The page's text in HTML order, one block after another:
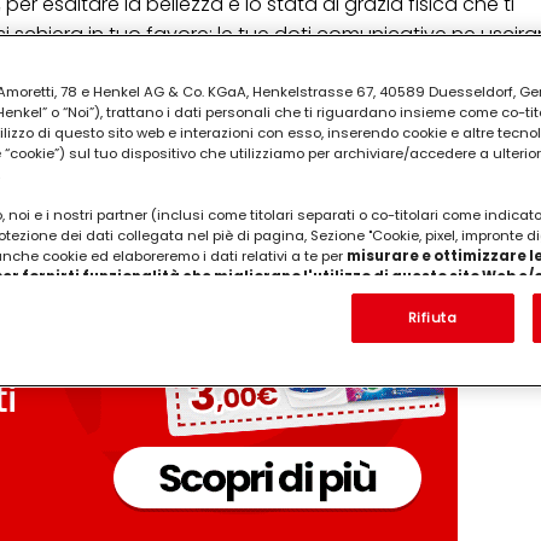
PUBBLICITA'
schiera in tuo favore: le tue doti comunicative ne
78 e Henkel AG & Co. KGaA, Henkelstrasse 67, 40589 Duesseldorf,
o “Noi”), trattano i dati personali che ti riguardano insieme come co-
di questo sito web e interazioni con esso, inserendo cookie e altre
sul tuo dispositivo che utilizziamo per archiviare/accedere a
noi e i nostri partner (inclusi come titolari separati o co-titolari come
dei dati collegata nel piè di pagina, Sezione "Cookie, pixel, impronte
cookie ed elaboreremo i dati relativi a te per misurare e ottimizzare
fornirti funzionalità che migliorano l'utilizzo di questo sito Web e/
il tuo utilizzo di questo sito Web e le tue interazioni commerciali
per cui lavori) per) e su tale base tracciare i tuoi acquisti dei nostri
nostre informazioni sulle entità commerciali e creare profili individuali su di te
sito web e altri media (di terzi) tramite i dispositivi assegnati a te o alla tua
il successo delle campagne pubblicitarie.
informazioni sul trattamento dei tuoi dati nella nostra Informativa sulla
(Sezione "Cookie, Pixel, Impronte digitali e tecnologie simili"). Puoi
effetto per il futuro disabilitando i cookie sul nostro sito web nella sezione
Rifiuta